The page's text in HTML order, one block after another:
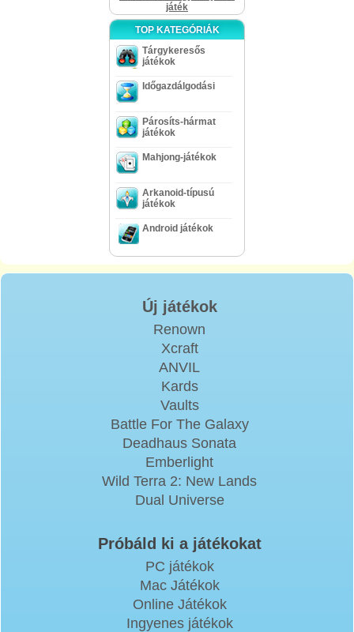
játék
TOP KATEGÓRIÁK
Tárgykeresős
játékok
Időgazdálgodási
Párosíts-hármat
játékok
Mahjong-játékok
Arkanoid-típusú
játékok
Android játékok
Új játékok
Renown
Xcraft
ANVIL
Kards
Vaults
Battle For The Galaxy
Deadhaus Sonata
Emberlight
Wild Terra 2: New Lands
Dual Universe
Próbáld ki a játékokat
PC játékok
Mac Játékok
Online Játékok
Ingyenes játékok